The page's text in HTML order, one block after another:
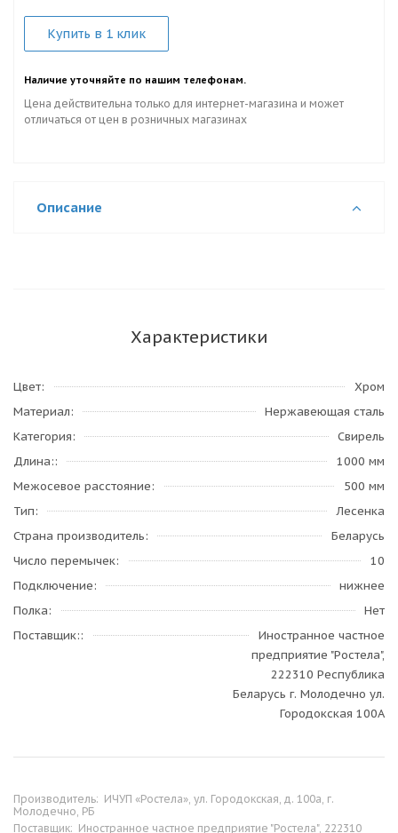
Купить в 1 клик
Наличие уточняйте по нашим телефонам.
Цена действительна только для интернет-магазина и может
отличаться от цен в розничных магазинах
Описание
Характеристики
Цвет
Хром
Материал
Нержавеющая сталь
Категория
Свирель
Длина:
1000 мм
Межосевое расстояние
500 мм
Тип
Лесенка
Страна производитель
Беларусь
Число перемычек
10
Подключение
нижнее
Полка
Нет
Поставщик:
Иностранное частное
предприятие "Ростела",
222310 Республика
Беларусь г. Молодечно ул.
Городокская 100А
Производитель: ИЧУП «Ростела», ул. Городокская, д. 100а, г.
Молодечно, РБ
Поставщик: Иностранное частное предприятие "Ростела", 222310